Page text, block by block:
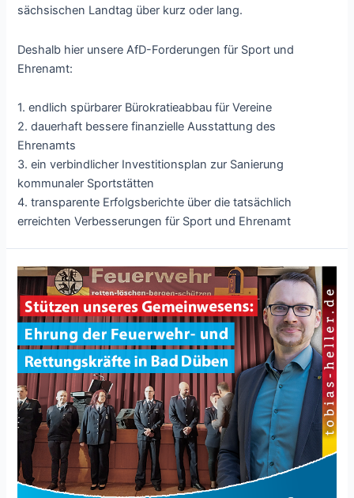
sächsischen Landtag über kurz oder lang.
Deshalb hier unsere AfD-Forderungen für Sport und
Ehrenamt:
1. endlich spürbarer Bürokratieabbau für Vereine
2. dauerhaft bessere finanzielle Ausstattung des
Ehrenamts
3. ein verbindlicher Investitionsplan zur Sanierung
kommunaler Sportstätten
4. transparente Erfolgsberichte über die tatsächlich
erreichten Verbesserungen für Sport und Ehrenamt